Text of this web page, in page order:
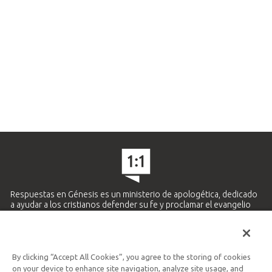
Respuestas en Génesis es un ministerio de apologética, dedicado
a ayudar a los cristianos defender su fe y proclamar el evangelio
Ministerio Hispano y Latinoamericano
By clicking “Accept All Cookies”, you agree to the storing of cookies
on your device to enhance site navigation, analyze site usage, and